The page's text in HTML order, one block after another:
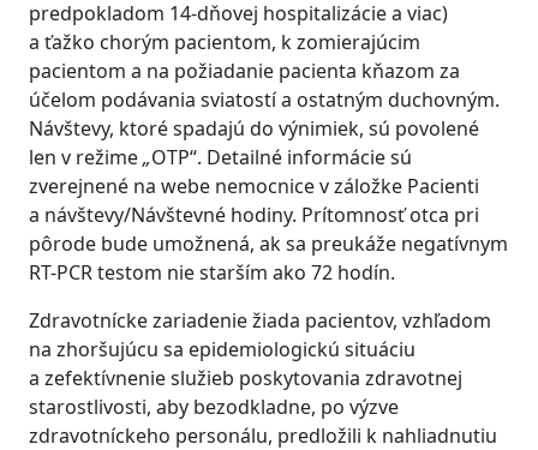
predpokladom 14-dňovej hospitalizácie a viac)
a ťažko chorým pacientom, k zomierajúcim
pacientom a na požiadanie pacienta kňazom za
účelom podávania sviatostí a ostatným duchovným.
Návštevy, ktoré spadajú do výnimiek, sú povolené
len v režime„OTP“. Detailné informácie sú
zverejnené na webe nemocnice v záložke Pacienti
a návštevy/Návštevné hodiny. Prítomnosť otca pri
pôrode bude umožnená, ak sa preukáže negatívnym
RT-PCR testom nie starším ako 72 hodín.
Zdravotnícke zariadenie žiada pacientov, vzhľadom
na zhoršujúcu sa epidemiologickú situáciu
a zefektívnenie služieb poskytovania zdravotnej
starostlivosti, aby bezodkladne, po výzve
zdravotníckeho personálu, predložili k nahliadnutiu